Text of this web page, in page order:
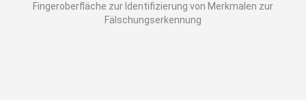
Fingeroberfläche zur Identifizierung von Merkmalen zur
Fälschungserkennung